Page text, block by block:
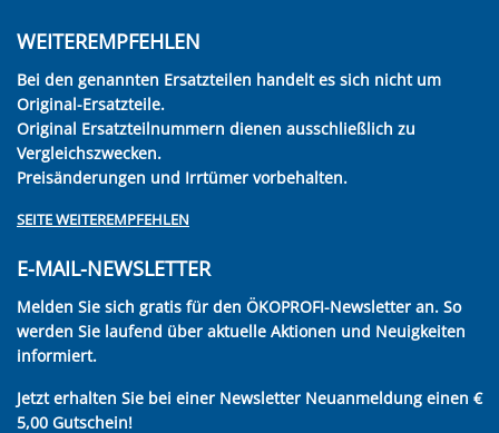
WEITEREMPFEHLEN
Bei den genannten Ersatzteilen handelt es sich nicht um
Original-Ersatzteile.
Original Ersatzteilnummern dienen ausschließlich zu
Vergleichszwecken.
Preisänderungen und Irrtümer vorbehalten.
SEITE WEITEREMPFEHLEN
E-MAIL-NEWSLETTER
Melden Sie sich gratis für den ÖKOPROFI-Newsletter an. So
werden Sie laufend über aktuelle Aktionen und Neuigkeiten
informiert.
Jetzt erhalten Sie bei einer Newsletter Neuanmeldung einen €
5,00 Gutschein!